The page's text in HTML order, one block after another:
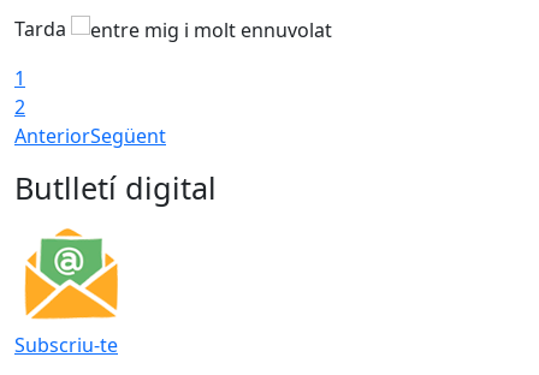
Tarda
1
2
AnteriorSegüent
Butlletí digital
Subscriu-te